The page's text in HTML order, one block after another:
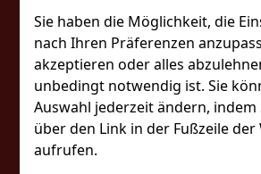
Sie haben die Möglichkeit, die
nach Ihren Präferenzen
akzeptieren oder alles
unbedingt notwendig ist. Sie
Auswahl jederzeit ändern, indem
über den Link in der Fußzeile
aufrufen.
FOLGEN SIE
KONTAKTIERE